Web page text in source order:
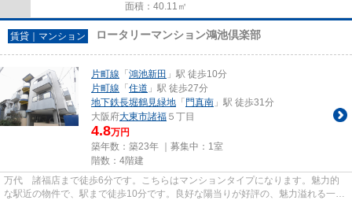
面積：40.11㎡
賃貸｜マンション ロータリーマンション鴻池倶楽部
片町線 「 鴻池新田 」駅 徒歩10分
片町線 「 住道 」駅 徒歩27分
地下鉄長堀鶴見緑地 「 門真南 」駅 徒歩31分
大阪府大東市諸福 ５丁目
4.8万円
築年数：築23年 ｜募集中： 1室
階数：4階建
万代 諸福店まで徒歩6分です。こちらはマンションタイプになります。魅力的
な駅近の物件で、駅まで徒歩10分です。良好な陽当りが好評の、魅力溢れる一押